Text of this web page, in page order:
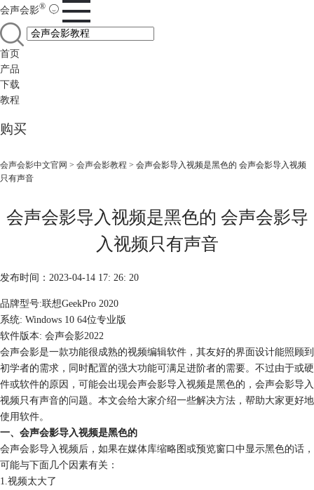
会声会影®
首页
产品
下载
教程
购买
会声会影中文官网 > 会声会影教程 > 会声会影导入视频是黑色的 会声会影导入视频
只有声音
会声会影导入视频是黑色的 会声会影导
入视频只有声音
发布时间：2023-04-14 17: 26: 20
品牌型号:联想GeekPro 2020
系统: Windows 10 64位专业版
软件版本: 会声会影2022
会声会影是一款功能很成熟的视频编辑软件，其友好的界面设计能照顾到
初学者的需求，同时配置的强大功能可满足进阶者的需要。不过由于或硬
件或软件的原因，可能会出现会声会影导入视频是黑色的，会声会影导入
视频只有声音的问题。本文会给大家介绍一些解决方法，帮助大家更好地
使用软件。
一、会声会影导入视频是黑色的
会声会影导入视频后，如果在媒体库缩略图或预览窗口中显示黑色的话，
可能与下面几个因素有关：
1.视频太大了